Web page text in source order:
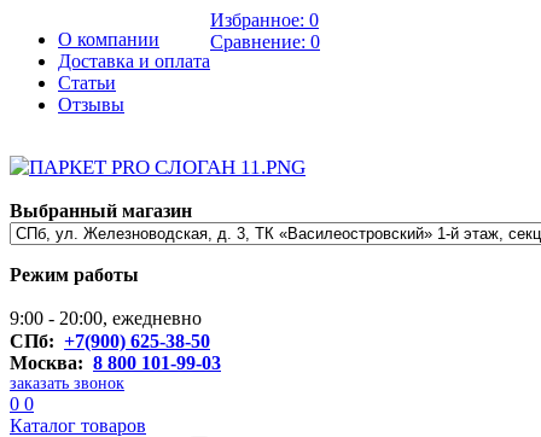
О компании
Доставка и оплата
Статьи
Отзывы
Избранное: 0
Сравнение: 0
Выбранный магазин
Режим работы
9:00 - 20:00, ежедневно
СПб: +7(900) 625-38-50
Москва: 8 800 101-99-03
заказать звонок
0 0
Каталог товаров